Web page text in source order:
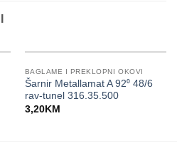
BAGLAME I PREKLOPNI OKOVI
Šarnir Metallamat A 92⁰ 48/6
rav-tunel 316.35.500
3,20KM